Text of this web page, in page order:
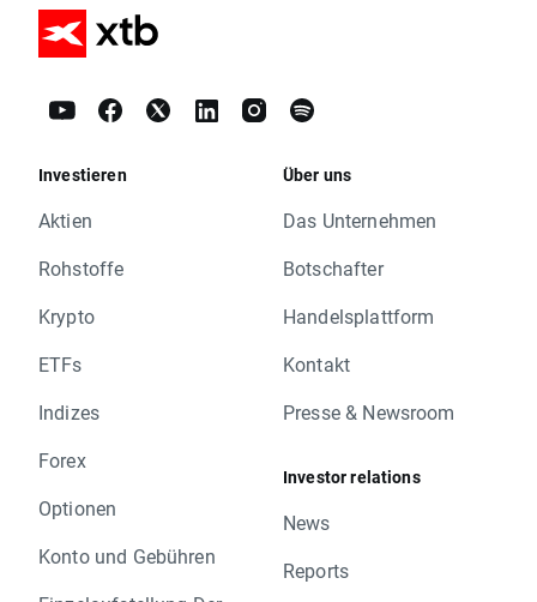
Investieren
Aktien
Rohstoffe
Krypto
ETFs
Indizes
Forex
Optionen
Konto und Gebühren
Über uns
Das Unternehmen
Botschafter
Handelsplattform
Kontakt
Presse & Newsroom
Investor relations
News
Reports